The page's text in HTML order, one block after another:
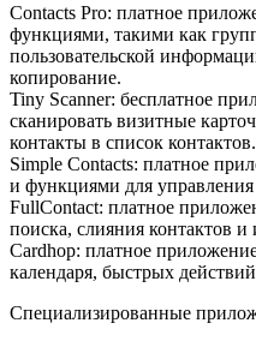
Contacts Pro: платное
функциями, такими как
пользовательской
копирование.
Tiny Scanner: бесплатное
сканировать визитные
контакты в список контактов.
Simple Contacts: платное
и функциями для
FullContact: платное
поиска, слияния контактов
Cardhop: платное
календаря, быстрых
Специализированные